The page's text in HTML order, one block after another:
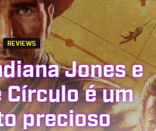
REVIEWS
Jones e
Círculo é um
precioso